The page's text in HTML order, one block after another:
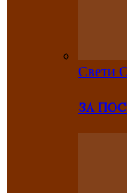
Свети
ЗА